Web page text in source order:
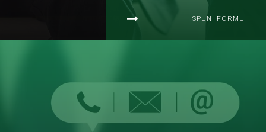
ISPUNI FORMU